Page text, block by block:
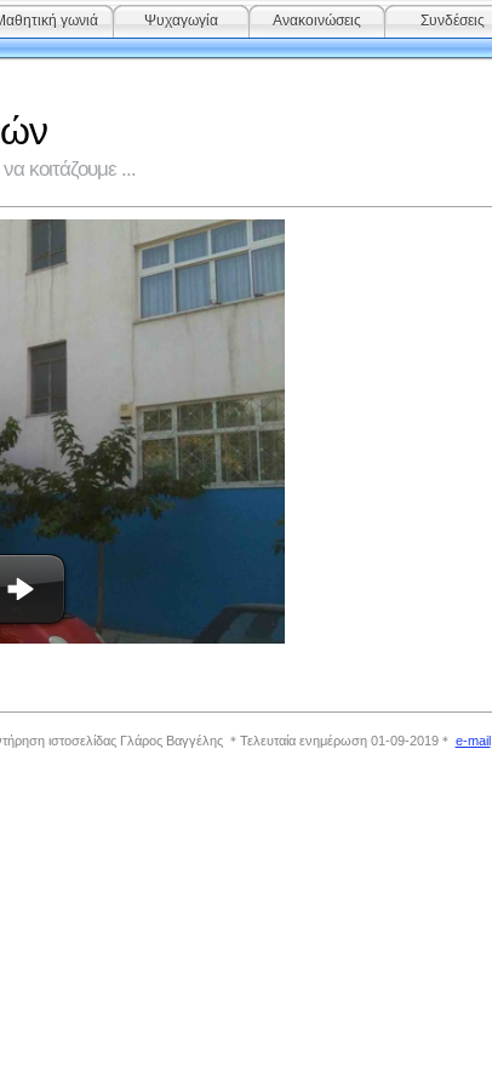
γωνιά Ψυχαγωγία Ανακοινώσεις Συνδέσεις
κοιτάζουμε ...
ιστοσελίδας Γλάρος Βαγγέλης ＊Τελευταία ενημέρωση 01-09-2019＊ e-mail